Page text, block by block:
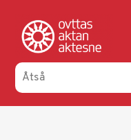
oajvve-
sisadnuj